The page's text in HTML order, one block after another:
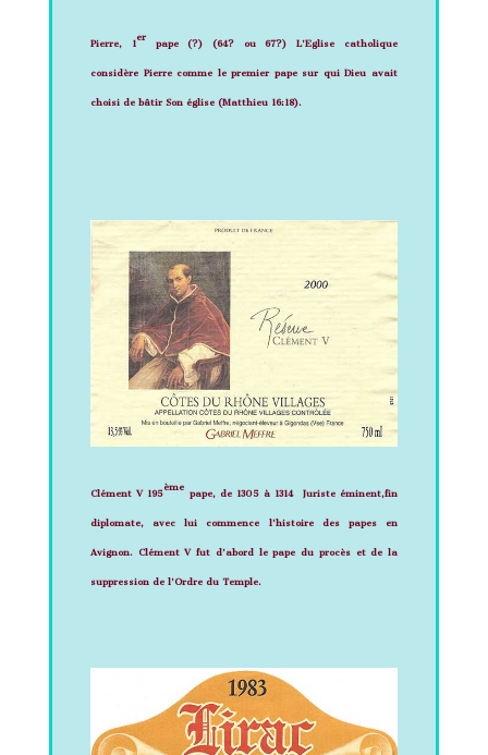
Pierre, 1
er
pape (?) (64? ou 67?) L’Eglise catholique
considère Pierre comme le premier pape sur qui Dieu avait
choisi de bâtir Son église (Matthieu 16:18).
Clément V 195
ème
pape, de 1305 à 1314 Juriste éminent,fin
diplomate, avec lui commence l’histoire des papes en
Avignon. Clément V fut d’abord lepape du procès et de la
suppression de l’Ordre du Temple.